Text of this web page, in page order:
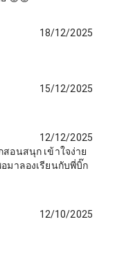
18/12/2025
15/12/2025
12/12/2025
อนสนุก เข้าใจง่าย
มาลองเรียนกับพี่บิ๊ก
12/10/2025